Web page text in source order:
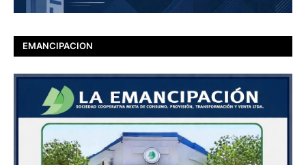
EMANCIPACION